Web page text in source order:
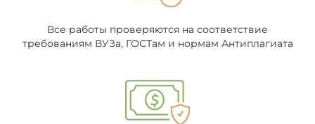
Все работы проверяются на соответствие
требованиям ВУЗа, ГОСТам и нормам Антиплагиата